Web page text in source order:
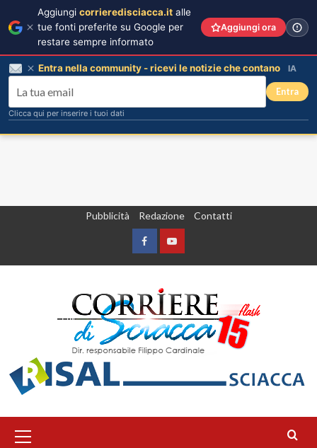
Pubblicità Redazione Contatti
FacebookYountube
principale
Aggiungi corrieredisciacca.it alle
tue fonti preferite su Google per
restare sempre informato
Aggiungi ora
Entra nella community - ricevi le notizie che contano IA
Entra
Clicca qui per inserire i tuoi dati